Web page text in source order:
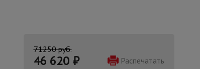
71250 руб.
46 620 ₽
Распечатать